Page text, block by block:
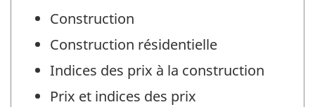
Construction
Construction résidentielle
Indices des prix à la construction
Prix et indices des prix